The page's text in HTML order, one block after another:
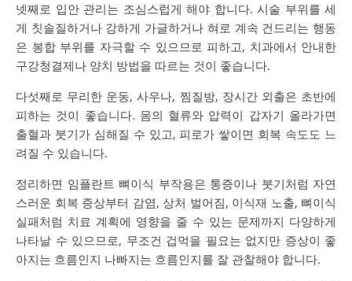
넷째로 입안 관리는 조심스럽게 해야 합니다. 시술 부위를 세
게 칫솔질하거나 강하게 가글하거나 혀로 계속 건드리는 행동
은 봉합 부위를 자극할 수 있으므로 피하고, 치과에서 안내한
구강청결제나 양치 방법을 따르는 것이 좋습니다.
다섯째로 무리한 운동, 사우나, 찜질방, 장시간 외출은 초반에
피하는 것이 좋습니다. 몸의 혈류와 압력이 갑자기 올라가면
출혈과 붓기가 심해질 수 있고, 피로가 쌓이면 회복 속도도 느
려질 수 있습니다.
정리하면 임플란트 뼈이식 부작용은 통증이나 붓기처럼 자연
스러운 회복 증상부터 감염, 상처 벌어짐, 이식재 노출, 뼈이식
실패처럼 치료 계획에 영향을 줄 수 있는 문제까지 다양하게
나타날 수 있으므로, 무조건 겁먹을 필요는 없지만 증상이 좋
아지는 흐름인지 나빠지는 흐름인지를 잘 관찰해야 합니다.